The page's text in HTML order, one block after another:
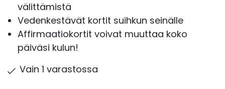
välittämistä
Vedenkestävät kortit suihkun seinälle
Affirmaatiokortit voivat muuttaa koko
päiväsi kulun!
Vain 1 varastossa